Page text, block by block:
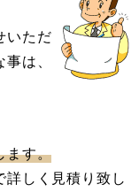
いただ
は、
ます。
しく見積り致し